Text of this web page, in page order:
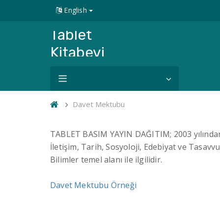
English
Tablet
Kitabevi
Davet Mektubu
TABLET BASIM YAYIN DAĞITIM; 2003
İletişim, Tarih, Sosyoloji, Edebiyat ve
Bilimler temel alanı ile ilgilidir.
Davet Mektubu Örneği